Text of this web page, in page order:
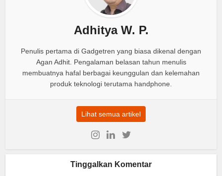
Adhitya W. P.
Penulis pertama di Gadgetren yang biasa dikenal dengan
Agan Adhit. Pengalaman belasan tahun menulis
membuatnya hafal berbagai keunggulan dan kelemahan
produk teknologi terutama handphone.
Lihat semua artikel
Tinggalkan Komentar